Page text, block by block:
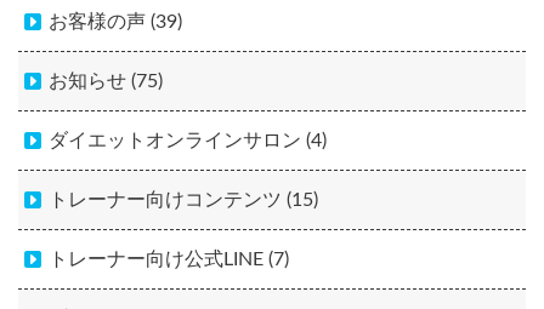
お客様の声 (39)
お知らせ (75)
ダイエットオンラインサロン (4)
トレーナー向けコンテンツ (15)
トレーナー向け公式LINE (7)